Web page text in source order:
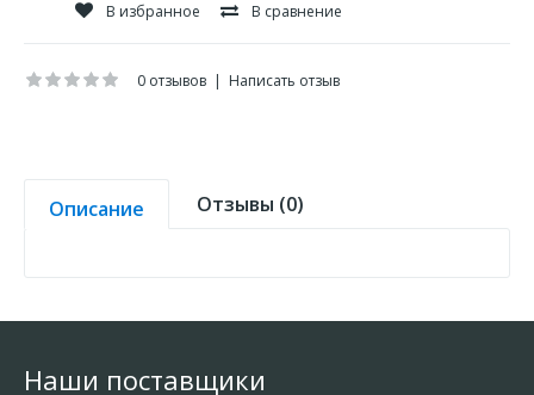
В избранное В сравнение
0 отзывов | Написать отзыв
Описание Отзывы (0)
Наши поставщики